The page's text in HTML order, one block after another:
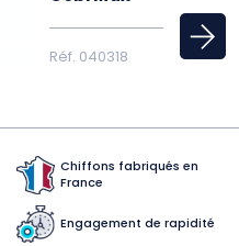
Réf. 040318
Chiffons fabriqués en
France
Engagement de rapidité